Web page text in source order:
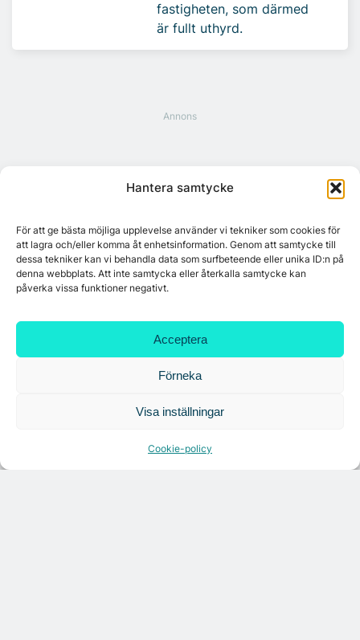
Hantera samtycke
För att ge bästa möjliga upplevelse använder vi tekniker som cookies för
att lagra och/eller komma åt enhetsinformation. Genom att samtycke till
dessa tekniker kan vi behandla data som surfbeteende eller unika ID:n på
denna webbplats. Att inte samtycka eller återkalla samtycke kan
påverka vissa funktioner negativt.
Acceptera
Förneka
Visa inställningar
Cookie-policy
fastigheten, som därmed
är fullt uthyrd.
Platzer utvecklar nytt logistikområde –
Arendal 5.0
7A återöppnar mötesvåning på Vasagatan
Tandem Health flyttar till Kungsgatan